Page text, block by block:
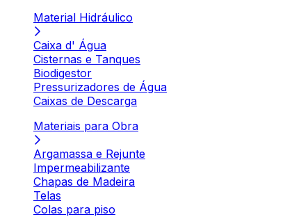
Material Hidráulico
Caixa d' Água
Cisternas e Tanques
Biodigestor
Pressurizadores de Água
Caixas de Descarga
Materiais para Obra
Argamassa e Rejunte
Impermeabilizante
Chapas de Madeira
Telas
Colas para piso